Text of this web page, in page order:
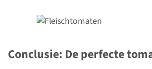
Conclusie: De perfecte